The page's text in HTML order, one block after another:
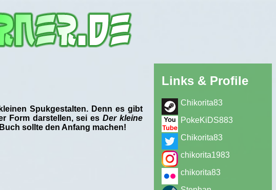
Spukgestalten. Denn es gibt
Form darstellen, sei esDer kleine
sollte den Anfang machen!
Links & Profile
Chikorita83
PokeKiDS883
Chikorita83
chikorita1983
chikorita83